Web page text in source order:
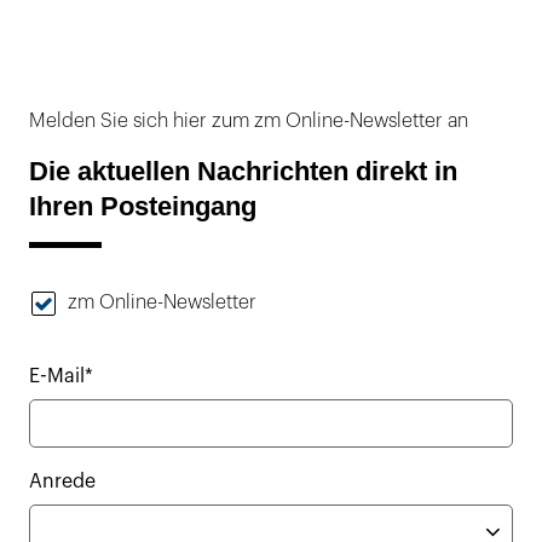
Melden Sie sich hier zum zm Online-Newsletter an
Die aktuellen Nachrichten direkt in
Ihren Posteingang
zm Online-Newsletter
E-Mail*
Anrede